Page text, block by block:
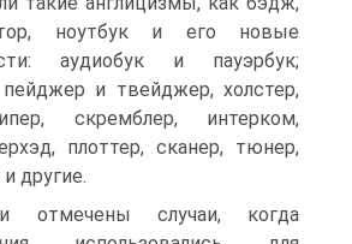
ноутбук и его новые
аудиобук и пауэрбук;
пейджер и твейджер, холстер,
скремблер, интерком,
плоттер, сканер, тюнер,
другие.
отмечены случаи, когда